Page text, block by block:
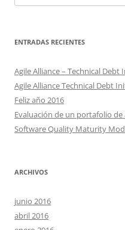
ENTRADAS RECIENTES
Agile Alliance – Technical
Agile Alliance Technical Debt
Feliz año 2016
Evaluación de un portafolio
Software Quality Maturity
ARCHIVOS
junio 2016
abril 2016